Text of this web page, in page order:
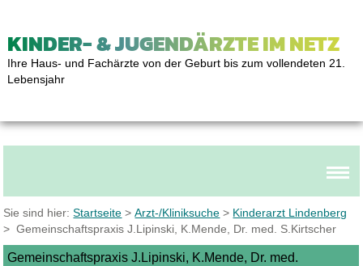
KINDER- & JUGENDÄRZTE IM NETZ
Ihre Haus- und Fachärzte von der Geburt bis zum vollendeten 21.
Lebensjahr
Sie sind hier:Startseite >Arzt-/Kliniksuche > Kinderarzt Lindenberg
> Gemeinschaftspraxis J.Lipinski, K.Mende, Dr. med. S.Kirtscher
Gemeinschaftspraxis J.Lipinski, K.Mende, Dr. med.